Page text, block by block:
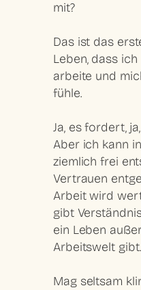
mit?
Das ist das
Leben, dass ich
arbeite und
fühle.
Ja, es fordert,
Aber ich kann
ziemlich frei
Vertrauen
Arbeit wird
gibt
ein Leben
Arbeitswelt gibt.
Mag seltsam